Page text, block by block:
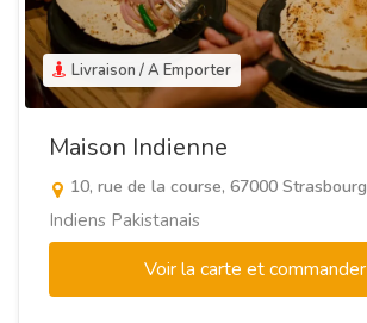
Livraison / A Emporter
Maison Indienne
10, rue de la course, 67000 Strasbourg
Indiens Pakistanais
Voir la carte et commander